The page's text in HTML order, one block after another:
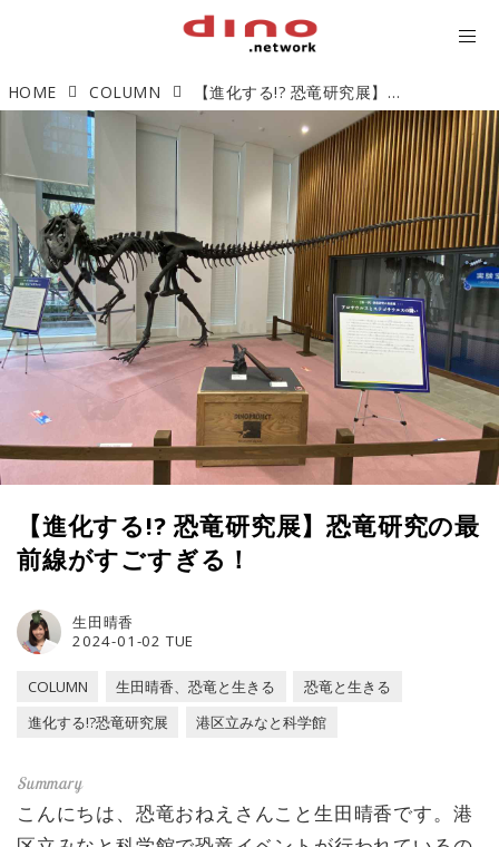
HOME COLUMN 【進化する!? 恐竜研究展】恐竜研究の最前線がすごすぎる！
【進化する!? 恐竜研究展】恐竜研究の最
前線がすごすぎる！
2024-01-02 TUE
生田晴香
COLUMN 生田晴香、恐竜と生きる
恐竜と生きる
進化する!?恐竜研究展
港区立みなと科学館
こんにちは、恐竜おねえさんこと生田晴香です。港